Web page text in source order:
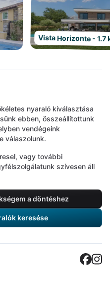
Vista Horizonte - 1.7
nyaraló kiválasztása
ebben, összeállítottunk
vendégeink
válaszolunk.
vagy további
szívesen áll
a döntéshez
keresése